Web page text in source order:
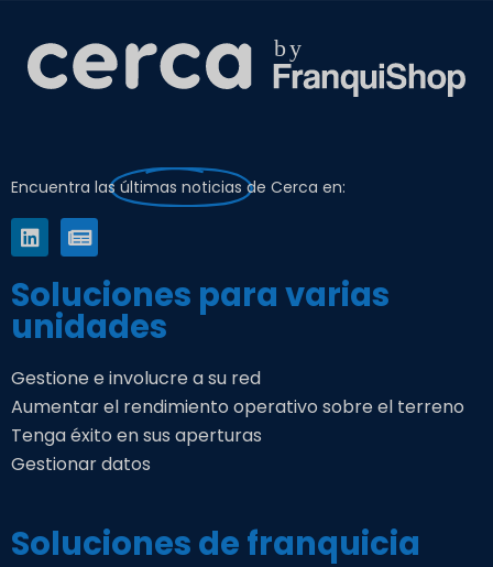
Encuentra las últimas noticias de Cerca en:
Soluciones para varias
unidades
Gestione e involucre a su red
Aumentar el rendimiento operativo sobre el terreno
Tenga éxito en sus aperturas
Gestionar datos
Soluciones de franquicia